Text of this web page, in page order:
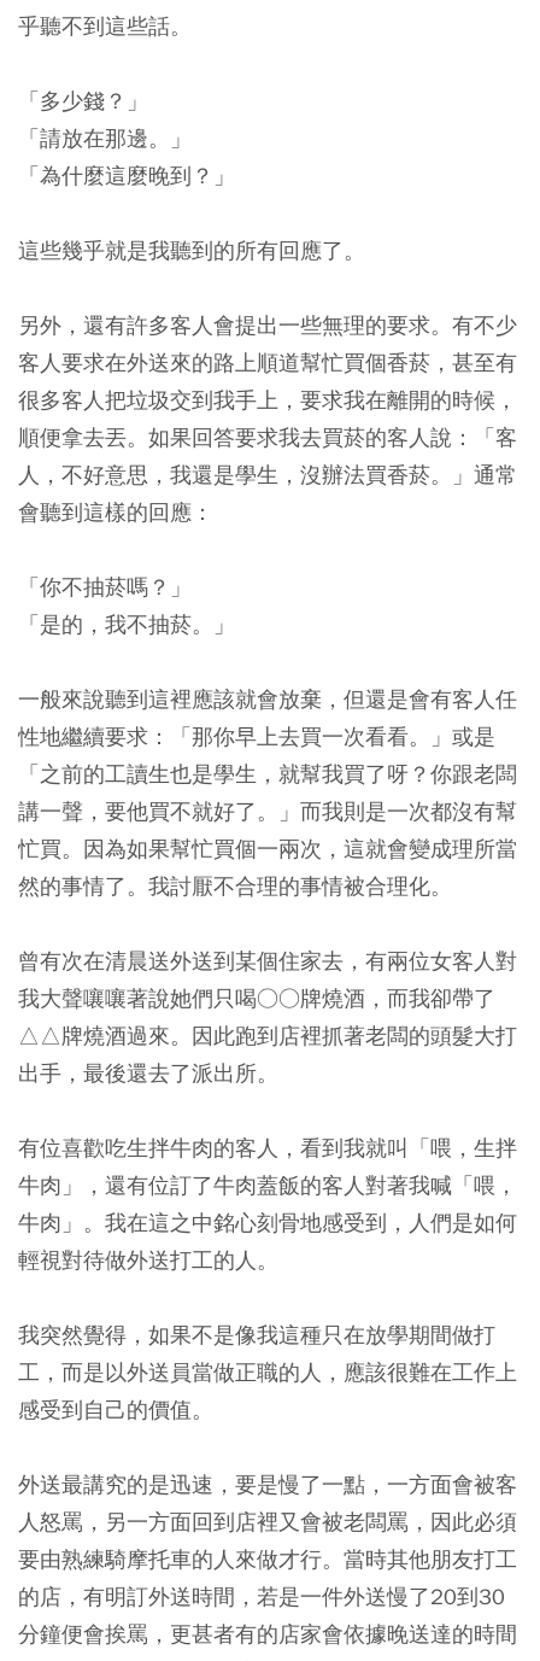
乎聽不到這些話。
「多少錢？」
「請放在那邊。」
「為什麼這麼晚到？」
這些幾乎就是我聽到的所有回應了。
另外，還有許多客人會提出一些無理的要求。有不少
客人要求在外送來的路上順道幫忙買個香菸，甚至有
很多客人把垃圾交到我手上，要求我在離開的時候，
順便拿去丟。如果回答要求我去買菸的客人說：「客
人，不好意思，我還是學生，沒辦法買香菸。」通常
會聽到這樣的回應：
「你不抽菸嗎？」
「是的，我不抽菸。」
一般來說聽到這裡應該就會放棄，但還是會有客人任
性地繼續要求：「那你早上去買一次看看。」或是
「之前的工讀生也是學生，就幫我買了呀？你跟老闆
講一聲，要他買不就好了。」而我則是一次都沒有幫
忙買。 因為如果幫忙買個一兩次，這就會變成理所當
然的事情了。我討厭不合理的事情被合理化。
曾有次在清晨送外送到某個住家去，有兩位女客人對
我大聲嚷嚷著說她們只喝○○牌燒酒，而我卻帶了
△△牌燒酒過來。因此跑到店裡抓著老闆的頭髮大打
出手，最後還去了派出所。
有位喜歡吃生拌牛肉的客人，看到我就叫「喂，生拌
牛肉」，還有位訂了牛肉蓋飯的客人對著我喊「喂，
牛肉」。 我在這之中銘心刻骨地感受到，人們是如何
輕視對待做外送打工的人。
我突然覺得， 如果不是像我這種只在放學期間做打
工，而是以外送員當做正職的人，應該很難在工作上
感受到自己的價值。
外送最講究的是迅速，要是慢了一點，一方面會被客
人怒罵，另一方面回到店裡又會被老闆罵，因此必須
要由熟練騎摩托車的人來做才行。當時其他朋友打工
的店，有明訂外送時間，若是一件外送慢了20到30
分鐘便會挨罵，更甚者有的店家會依據晚送達的時間